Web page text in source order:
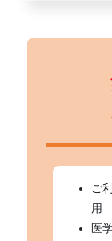
ご
用
医